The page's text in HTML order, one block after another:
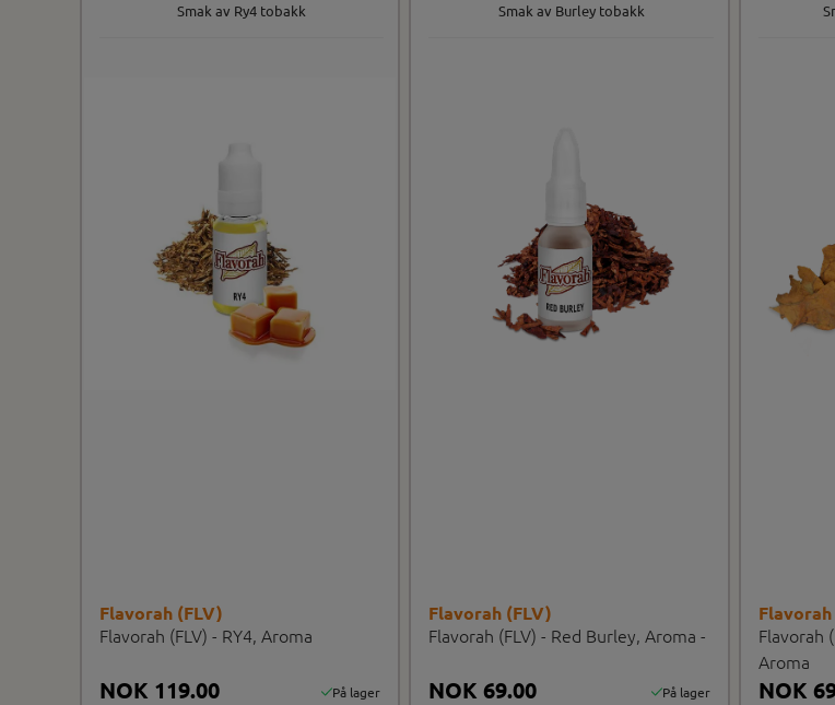
Flavorah (FLV)
Flavorah (FLV) - RY4, Aroma
NOK 119.00
På lager
Smak av Ry4 tobakk
Flavorah (FLV)
Flavorah (FLV) - Red Burley, Aroma -
NOK 69.00
På lager
Smak av Burley tobakk
Flavorah
Aroma
NOK